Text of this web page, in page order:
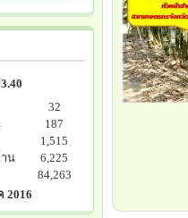
32
187
1,515
น
6,225
84,263
2016